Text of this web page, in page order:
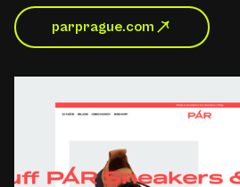
parprague.com